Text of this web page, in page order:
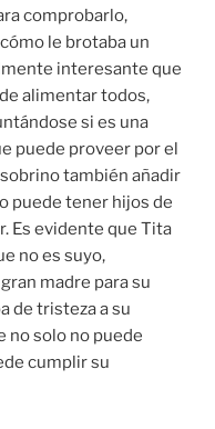
comprobarlo,
le brotaba un
interesante que
alimentar todos,
si es una
puede proveer por el
también añadir
puede tener hijos de
Es evidente que Tita
no es suyo,
madre para su
de tristeza a su
no solo no puede
cumplir su